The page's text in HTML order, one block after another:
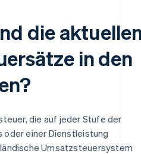
die
in den
die auf jeder Stufe der
oder einer Dienstleistung
Umsatzsteuersystem